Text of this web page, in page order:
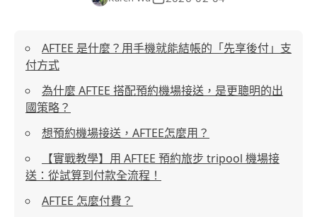
AFTEE 是什麼？用手機就能結帳的「先享後付」支
付方式
為什麼 AFTEE 搭配預約機場接送，是更聰明的出
國策略？
想預約機場接送，AFTEE怎麼用？
【實戰教學】用 AFTEE 預約旅步 tripool 機場接
送：從試算到付款全流程！
AFTEE 怎麼付費？